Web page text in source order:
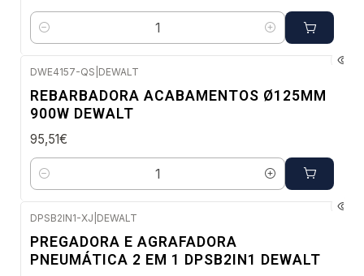
Quantidade
DWE4157-QS DEWALT
REBARBADORA ACABAMENTOS Ø125MM
900W DEWALT
95,51€
Quantidade
DPSB2IN1-XJ DEWALT
PREGADORA E AGRAFADORA
PNEUMÁTICA 2 EM 1 DPSB2IN1 DEWALT